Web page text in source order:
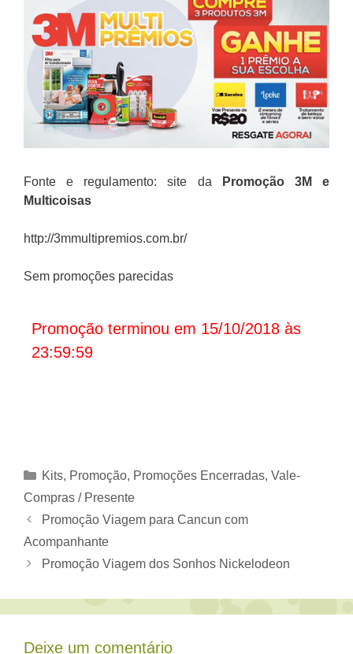
Fonte e regulamento: site da Promoção 3M e
Multicoisas
http://3mmultipremios.com.br/
Sem promoções parecidas
Promoção terminou em 15/10/2018 às
23:59:59
Categorias
Kits, Promoção, Promoções Encerradas, Vale-
Compras / Presente
Promoção Viagem para Cancun com
Acompanhante
Promoção Viagem dos Sonhos Nickelodeon
Deixe um comentário